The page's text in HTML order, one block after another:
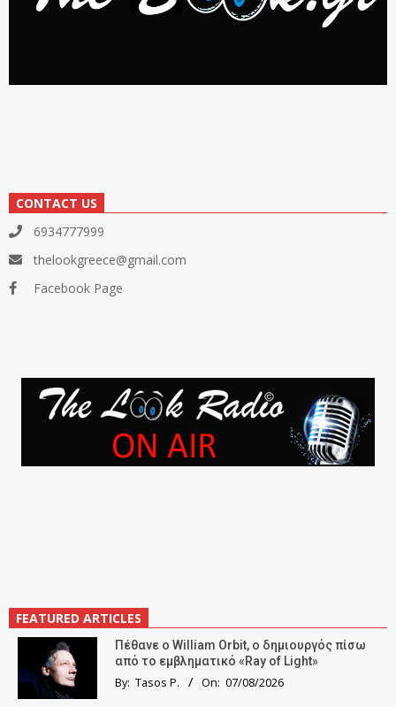
CONTACT US
6934777999
thelookgreece@gmail.com
Facebook Page
FEATURED ARTICLES
Πέθανε ο William Orbit, ο δημιουργός πίσω
από το εμβληματικό «Ray of Light»
By: Tasos P. On: 07/08/2026